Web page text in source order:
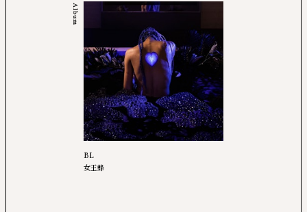
BL
女王蜂
Album